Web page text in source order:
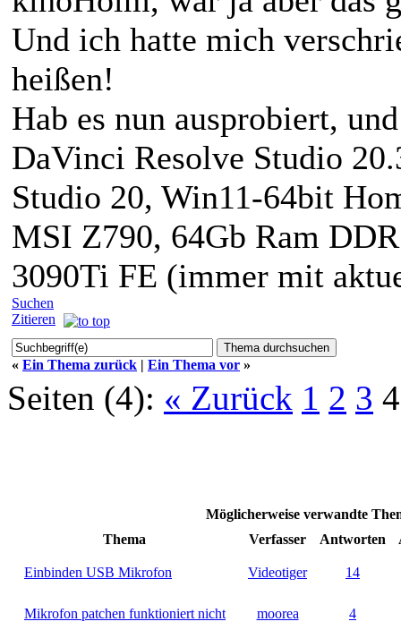
Und ich hatte mich
heißen!
Hab es nun ausprobiert,
DaVinci Resolve Studio
Studio 20, Win11-64bit
MSI Z790, 64Gb Ram
3090Ti FE (immer mit
Suchen
Zitieren
« Ein Thema zurück | Ein Thema vor »
Seiten (4): « Zurück 1 2 3 4
Möglicherweise verwandte
Thema
Verfasser Antworten
Einbinden USB Mikrofon Videotiger 14
Mikrofon patchen funktioniert nicht moorea 4